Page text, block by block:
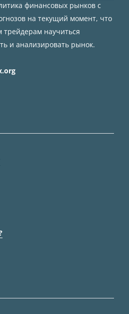
финансовых рынков с
на текущий момент, что
научиться
и анализировать рынок.